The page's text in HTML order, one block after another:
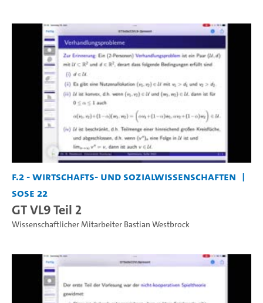
F.2 - Wirtschafts- und Sozialwissenschaften
SoSe 22
GT VL9 Teil 2
Wissenschaftlicher Mitarbeiter Bastian Westbrock